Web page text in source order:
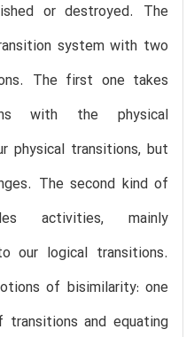
or destroyed. The
system with two
The first one takes
with the physical
physical transitions, but
The second kind of
activities, mainly
our logical transitions.
of bisimilarity: one
and equating